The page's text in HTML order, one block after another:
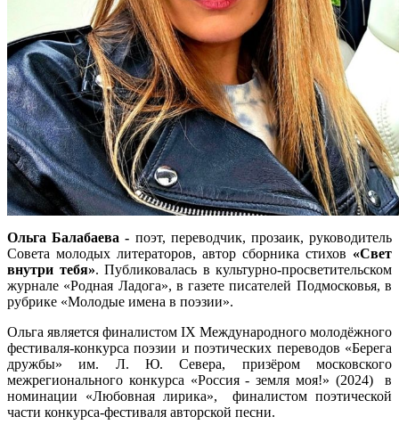
Ольга Балабаева - поэт, переводчик, прозаик, руководитель
Совета молодых литераторов, автор сборника стихов «Свет
внутри тебя». Публиковалась в культурно-просветительском
журнале «Родная Ладога», в газете писателей Подмосковья, в
рубрике «Молодые имена в поэзии».
Ольга является финалистом IX Международного молодёжного
фестиваля-конкурса поэзии и поэтических переводов «Берега
дружбы» им. Л. Ю. Севера, призёром московского
межрегионального конкурса «Россия - земля моя!» (2024) в
номинации «Любовная лирика», финалистом поэтической
части конкурса-фестиваля авторской песни.